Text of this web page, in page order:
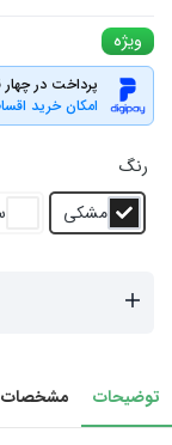
ویژه
پرداخت در
امکان خرید
رنگ
مشکی
توضیحات